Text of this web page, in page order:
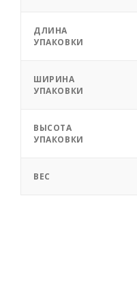
ДЛИНА
УПАКОВКИ
ШИРИНА
УПАКОВКИ
ВЫСОТА
УПАКОВКИ
ВЕС